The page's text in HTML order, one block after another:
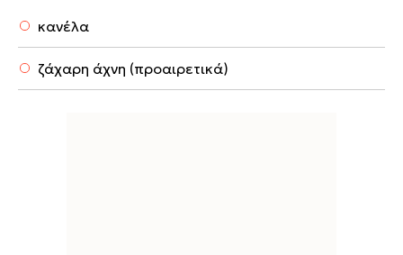
κανέλα
ζάχαρη άχνη (προαιρετικά)